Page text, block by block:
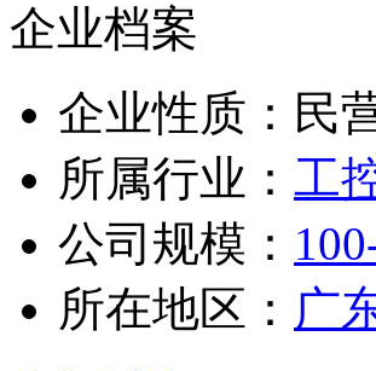
企业档案
企业性质：民
所属行业： 工
公司规模：
所在地区： 广